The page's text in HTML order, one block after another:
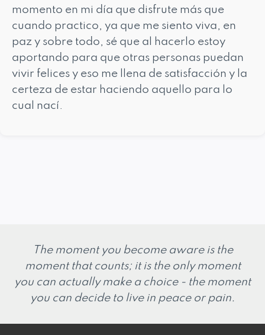
momento en mi día que disfrute más que
cuando practico, ya que me siento viva, en
paz y sobre todo, sé que al hacerlo estoy
aportando para que otras personas puedan
vivir felices y eso me llena de satisfacción y la
certeza de estar haciendo aquello para lo
cual nací.
The moment you become aware is the
moment that counts; it is the only moment
you can actually make a choice - the moment
you can decide to live in peace or pain.